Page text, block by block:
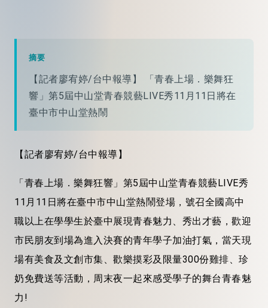
摘要
【記者廖宥婷/台中報導】 「青春上場．樂舞狂
響」第5屆中山堂青春競藝LIVE秀11月11日將在
臺中市中山堂熱鬧
【記者廖宥婷/台中報導】
「青春上場．樂舞狂響」第5屆中山堂青春競藝LIVE秀
11月11日將在臺中市中山堂熱鬧登場，號召全國高中
職以上在學學生於臺中展現青春魅力、秀出才藝，歡迎
市民朋友到場為進入決賽的青年學子加油打氣，當天現
場有美食及文創市集、歡樂摸彩及限量300份雞排、珍
奶免費送等活動，周末夜一起來感受學子的舞台青春魅
力!